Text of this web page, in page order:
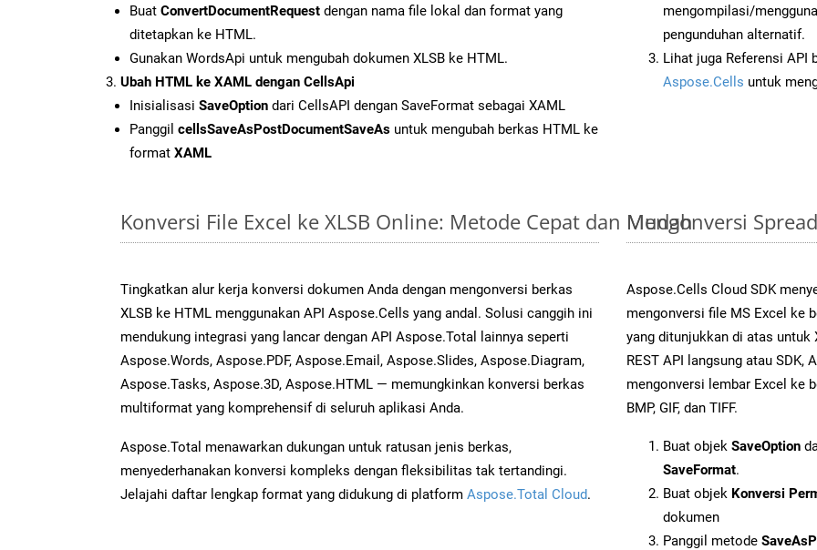
Buat ConvertDocumentRequest dengan nama file lokal dan format yang
ditetapkan ke HTML.
Gunakan WordsApi untuk mengubah dokumen XLSB ke HTML.
Ubah HTML ke XAML dengan CellsApi
Inisialisasi SaveOption dari CellsAPI dengan SaveFormat sebagai XAML
Panggil cellsSaveAsPostDocumentSaveAs untuk mengubah berkas HTML ke
format XAML
mengompilasi/
pengunduhan alternatif.
Lihat juga Referensi API
Aspose.Cells untuk
Konversi File Excel ke XLSB Online: Metode Cepat dan Mudah
Tingkatkan alur kerja konversi dokumen Anda dengan mengonversi berkas
XLSB ke HTML menggunakan API Aspose.Cells yang andal. Solusi canggih ini
mendukung integrasi yang lancar dengan API Aspose.Total lainnya seperti
Aspose.Words, Aspose.PDF, Aspose.Email, Aspose.Slides, Aspose.Diagram,
Aspose.Tasks, Aspose.3D, Aspose.HTML — memungkinkan konversi berkas
multiformat yang komprehensif di seluruh aplikasi Anda.
Aspose.Total menawarkan dukungan untuk ratusan jenis berkas,
menyederhanakan konversi kompleks dengan fleksibilitas tak tertandingi.
Jelajahi daftar lengkap format yang didukung di platform Aspose.Total Cloud.
Mengonversi
Aspose.Cells Cloud SDK
mengonversi file MS Excel ke
yang ditunjukkan di atas untuk
REST API langsung atau SDK,
mengonversi lembar Excel ke
BMP, GIF, dan TIFF.
Buat objek SaveOption
SaveFormat.
Buat objek Konversi
dokumen
Panggil metode